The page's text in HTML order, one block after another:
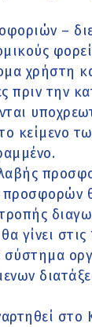
–
χρήστη
πριν την
κείμενο
γίνει στις
στο